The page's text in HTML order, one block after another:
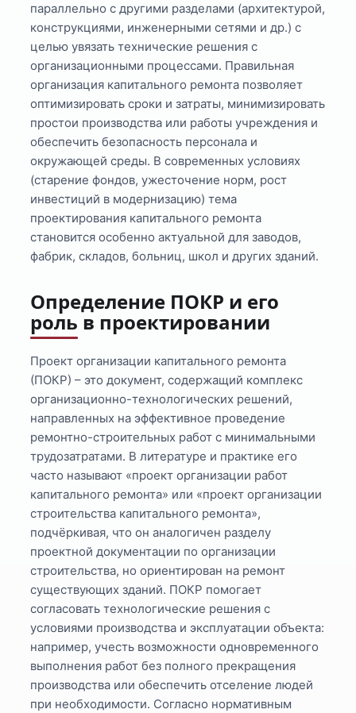
параллельно с другими разделами (архитектурой,
конструкциями, инженерными сетями и др.) с
целью увязать технические решения с
организационными процессами. Правильная
организация капитального ремонта позволяет
оптимизировать сроки и затраты, минимизировать
простои производства или работы учреждения и
обеспечить безопасность персонала и
окружающей среды. В современных условиях
(старение фондов, ужесточение норм, рост
инвестиций в модернизацию) тема
проектирования капитального ремонта
становится особенно актуальной для заводов,
фабрик, складов, больниц, школ и других зданий.
Определение ПОКР и его
роль в проектировании
Проект организации капитального ремонта
(ПОКР) – это документ, содержащий комплекс
организационно-технологических решений,
направленных на эффективное проведение
ремонтно-строительных работ с минимальными
трудозатратами. В литературе и практике его
часто называют «проект организации работ
капитального ремонта» или «проект организации
строительства капитального ремонта»,
подчёркивая, что он аналогичен разделу
проектной документации по организации
строительства, но ориентирован на ремонт
существующих зданий. ПОКР помогает
согласовать технологические решения с
условиями производства и эксплуатации объекта:
например, учесть возможности одновременного
выполнения работ без полного прекращения
производства или обеспечить отселение людей
при необходимости. Согласно нормативным